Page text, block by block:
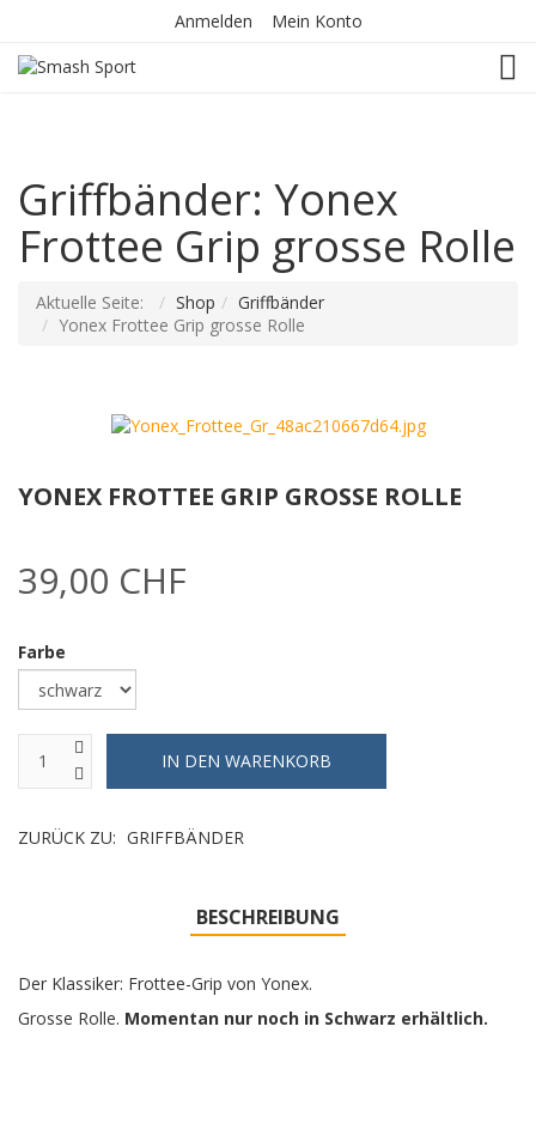
Anmelden
Mein Konto
Griffbänder: Yonex
Frottee Grip grosse Rolle
Aktuelle Seite: Shop
Griffbänder
Yonex Frottee Grip grosse Rolle
YONEX FROTTEE GRIP GROSSE ROLLE
39,00 CHF
Farbe
ZURÜCK ZU: GRIFFBÄNDER
BESCHREIBUNG
Der Klassiker: Frottee-Grip von Yonex.
Grosse Rolle. Momentan nur noch in Schwarz erhältlich.